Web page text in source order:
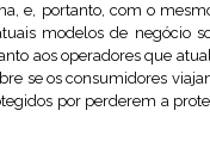
e, portanto, com o
modelos de negócio
aos operadores que
se os consumidores
por perderem a